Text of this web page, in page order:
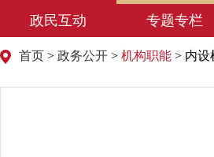
政民互动 专题专栏
首页 > 政务公开 > 机构职能 > 内设